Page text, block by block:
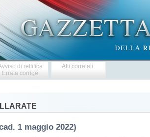
di rettifica
Errata corrige
Atti correlati
1 maggio 2022)